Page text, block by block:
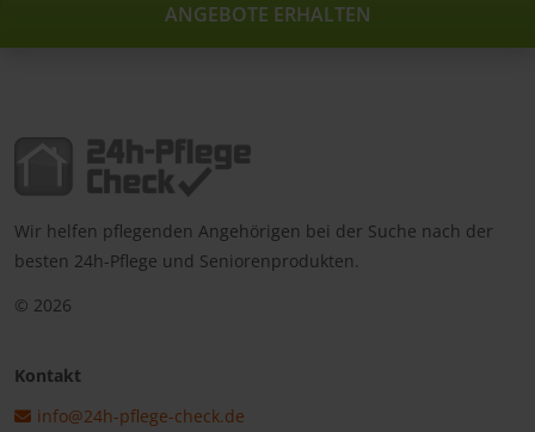
ANGEBOTE ERHALTEN
Wir helfen pflegenden Angehörigen bei der Suche nach der
besten 24h-Pflege und Seniorenprodukten.
© 2026
Kontakt
info@24h-pflege-check.de